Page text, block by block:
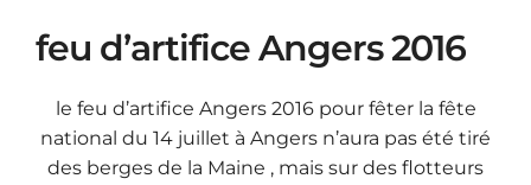
feu d’artifice Angers 2016
le feu d’artifice Angers 2016 pour fêter la fête
national du 14 juillet à Angers n’aura pas été tiré
des berges de la Maine , mais sur des flotteurs